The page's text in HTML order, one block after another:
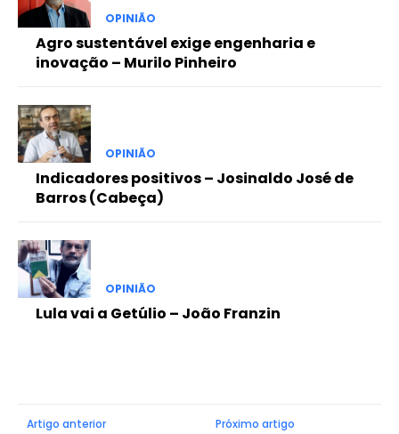
OPINIÃO
Agro sustentável exige engenharia e
inovação – Murilo Pinheiro
OPINIÃO
Indicadores positivos – Josinaldo José de
Barros (Cabeça)
OPINIÃO
Lula vai a Getúlio – João Franzin
Artigo anterior Próximo artigo